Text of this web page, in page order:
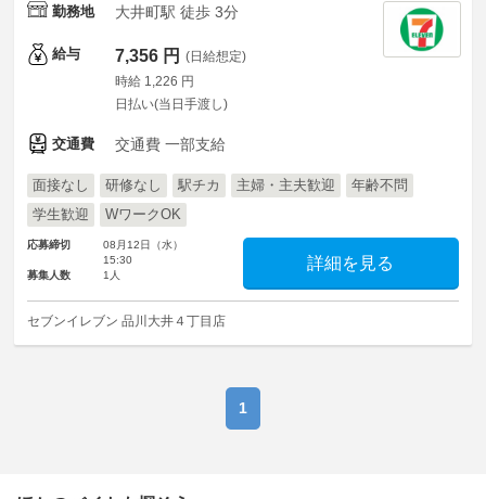
勤務地 大井町駅 徒歩 3分
給与 7,356 円 (日給想定)
時給 1,226 円
日払い(当日手渡し)
交通費 交通費 一部支給
面接なし 研修なし 駅チカ 主婦・主夫歓迎
年齢不問
学生歓迎
WワークOK
応募締切
08月12日（水）
15:30
募集人数
1人
詳細を見る
セブンイレブン 品川大井４丁目店
1